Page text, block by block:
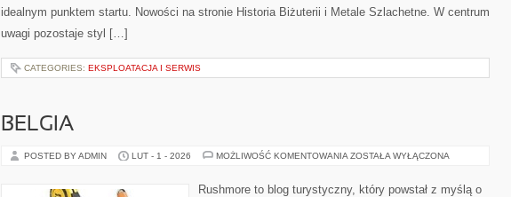
idealnym punktem startu. Nowości na stronie Historia Biżuterii i Metale Szlachetne. W centrum
uwagi pozostaje styl […]
CATEGORIES: EKSPLOATACJA I SERWIS
BELGIA
POSTED BY ADMIN LUT - 1 - 2026 MOŻLIWOŚĆ KOMENTOWANIA BELGIA
ZOSTAŁA WYŁĄCZONA
Rushmore to blog turystyczny, który powstał z myślą o